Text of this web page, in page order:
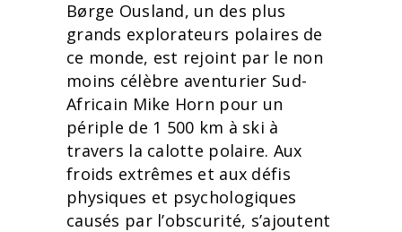
Børge Ousland, un des plus
grands explorateurs polaires de
ce monde, est rejoint par le non
moins célèbre aventurier Sud-
Africain Mike Horn pour un
périple de 1 500 km à ski à
travers la calotte polaire. Aux
froids extrêmes et aux défis
physiques et psychologiques
causés par l’obscurité, s’ajoutent